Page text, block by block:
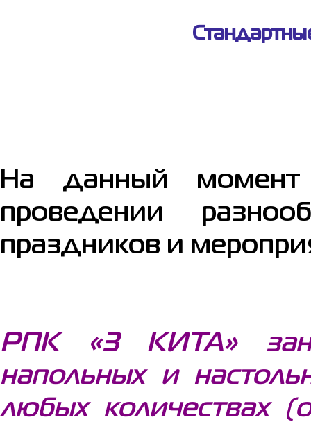
На данный момент
проведении
праздников и
РПК «3 КИТА»
напольных и
любых количествах